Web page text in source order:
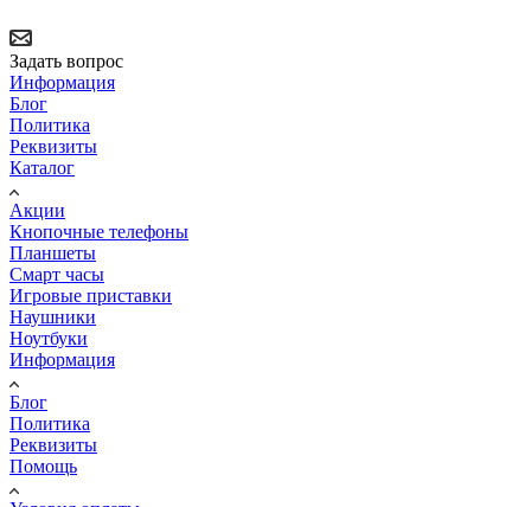
Задать вопрос
Информация
Блог
Политика
Реквизиты
Каталог
Акции
Кнопочные телефоны
Планшеты
Смарт часы
Игровые приставки
Наушники
Ноутбуки
Информация
Блог
Политика
Реквизиты
Помощь